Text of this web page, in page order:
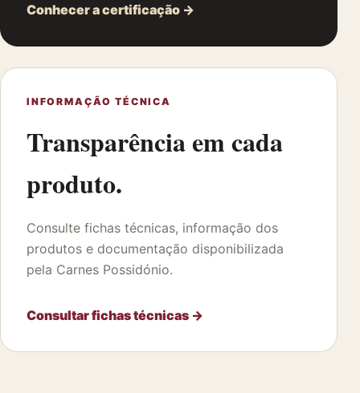
Conhecer a certificação →
INFORMAÇÃO TÉCNICA
Transparência em cada
produto.
Consulte fichas técnicas, informação dos
produtos e documentação disponibilizada
pela Carnes Possidónio.
Consultar fichas técnicas →